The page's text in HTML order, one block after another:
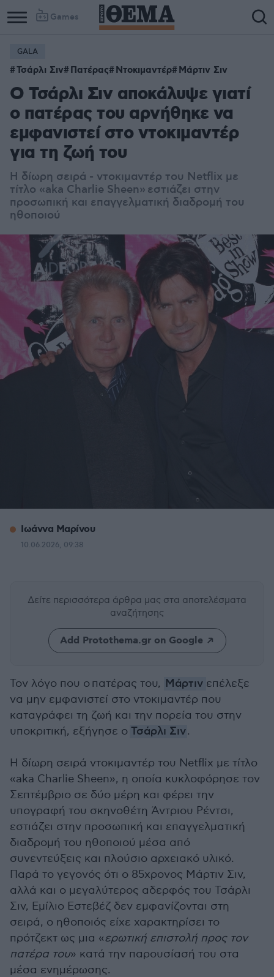
Games
GALA
Τσάρλι Σιν Πατέρας Ντοκιμαντέρ Μάρτιν Σιν
Ο Τσάρλι Σιν αποκάλυψε γιατί
ο πατέρας του αρνήθηκε να
εμφανιστεί στο ντοκιμαντέρ
για τη ζωή του
Η δίωρη σειρά - ντοκιμαντέρ του Netflix με
τίτλο «aka Charlie Sheen» εστιάζει στην
προσωπική και επαγγελματική διαδρομή του
ηθοποιού
Ιωάννα Μαρίνου
10.06.2026, 09:38
Δείτε περισσότερα άρθρα μας στα αποτελέσματα
αναζήτησης
Add Protothema.gr on Google
Τον λόγο που οπατέρας του, Μάρτιν επέλεξε
να μην εμφανιστεί στο ντοκιμαντέρ που
καταγράφει τη ζωή και την πορεία του στην
υποκριτική, εξήγησε ο Τσάρλι Σιν.
Η δίωρη σειρά ντοκιμαντέρ του Netflix με τίτλο
«aka Charlie Sheen», η οποία κυκλοφόρησε τον
Σεπτέμβριο σε δύο μέρη και φέρει την
υπογραφή του σκηνοθέτη Άντριου Ρέντσι,
εστιάζει στην προσωπική και επαγγελματική
διαδρομή του ηθοποιού μέσα από
συνεντεύξεις και πλούσιο αρχειακό υλικό.
Παρά το γεγονός ότι ο 85χρονος Μάρτιν Σιν,
αλλά και ο μεγαλύτερος αδερφός του Τσάρλι
Σιν, Εμίλιο Εστεβέζ δεν εμφανίζονται στη
σειρά, ο ηθοποιός είχε χαρακτηρίσει το
πρότζεκτ ως μια «ερωτική επιστολή προς τον
πατέρα του» κατά την παρουσίασή του στα
μέσα ενημέρωσης.